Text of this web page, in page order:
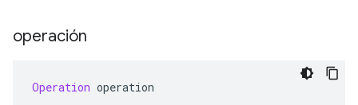
operación
Operation operation